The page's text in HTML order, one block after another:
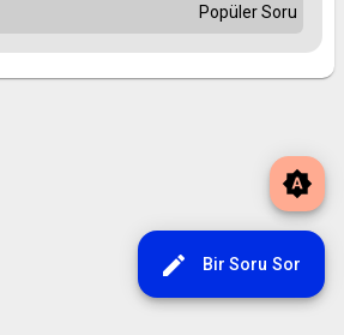
brightness_auto
edit Bir Soru Sor
Popüler Soru